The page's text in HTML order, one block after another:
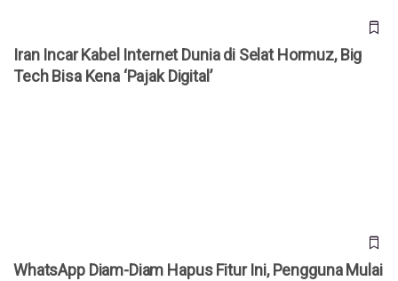
Iran Incar Kabel Internet Dunia di Selat Hormuz, Big
Tech Bisa Kena ‘Pajak Digital’
WhatsApp Diam-Diam Hapus Fitur Ini, Pengguna Mulai